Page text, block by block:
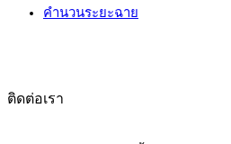
คำนวนระยะฉาย
ติดต่อเรา